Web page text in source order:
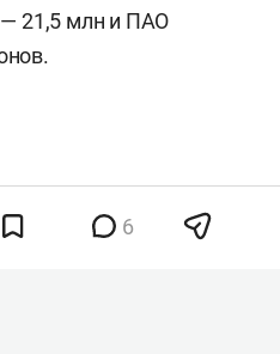
— 21,5 млн и ПАО
6